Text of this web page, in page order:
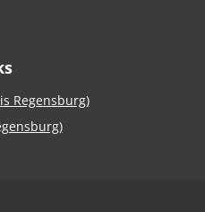
Regensburg)